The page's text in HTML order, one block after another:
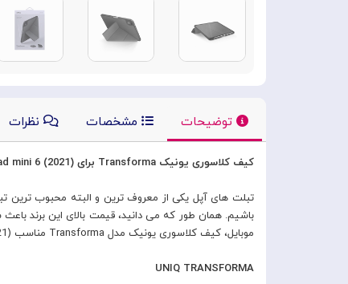
توضیحات مشخصات نظرات
کیف کلاسوری یونیک Transforma برای iPad mini 6 (2021)
تبلت های آپل یکی از معروف ترین و البته محبوب ترین
باشیم. همان طور که می دانید، قیمت بالای این برند
موبایل، کیف کلاسوری یونیک مدل Transforma مناسب iPad mini 6 (2021) را تولید و روانه بازار کرده است.
UNIQ TRANSFORMA